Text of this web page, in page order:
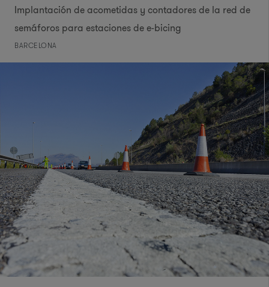
Implantación de acometidas y contadores de la red de
semáforos para estaciones de e-bicing
BARCELONA